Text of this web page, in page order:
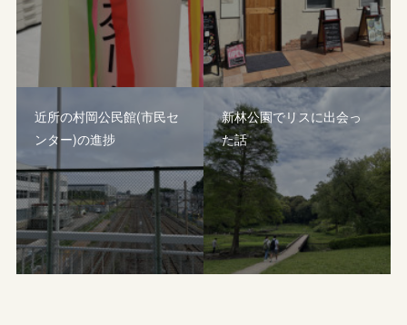
近所の村岡公民館(市民セ
ンター)の進捗
新林公園でリスに出会っ
た話